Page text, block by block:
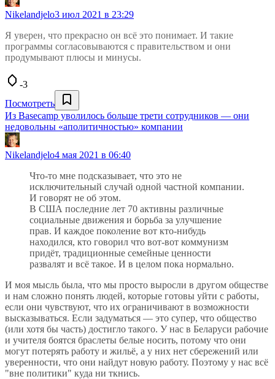
Nikelandjelo3 июл 2021 в 23:29
Я уверен, что прекрасно он всё это понимает. И такие
программы согласовываются с правительством и они
продумывают плюсы и минусы.
-3
Посмотреть
Из Basecamp уволилось больше трети сотрудников — они
недовольны «аполитичностью» компании
Nikelandjelo4 мая 2021 в 06:40
Что-то мне подсказывает, что это не
исключительный случай одной частной компании.
И говорят не об этом.
В США последние лет 70 активны различные
социальные движения и борьба за улучшение
прав. И каждое поколение вот кто-нибудь
находился, кто говорил что вот-вот коммунизм
придёт, традиционные семейные ценности
развалят и всё такое. И в целом пока нормально.
И моя мысль была, что мы просто выросли в другом обществе
и нам сложно понять людей, которые готовы уйти с работы,
если они чувствуют, что их ограничивают в возможности
высказываться. Если задуматься — это супер, что общество
(или хотя бы часть) достигло такого. У нас в Беларуси рабочие
и учителя боятся браслеты белые носить, потому что они
могут потерять работу и жильё, а у них нет сбережений или
уверенности, что они найдут новую работу. Поэтому у нас всё
"вне политики" куда ни ткнись.